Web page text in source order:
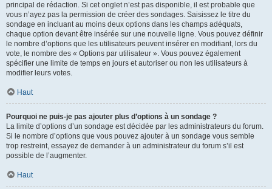
principal de rédaction. Si cet onglet n’est pas disponible, il est probable que
vous n’ayez pas la permission de créer des sondages. Saisissez le titre du
sondage en incluant au moins deux options dans les champs adéquats,
chaque option devant être insérée sur une nouvelle ligne. Vous pouvez définir
le nombre d’options que les utilisateurs peuvent insérer en modifiant, lors du
vote, le nombre des « Options par utilisateur ». Vous pouvez également
spécifier une limite de temps en jours et autoriser ou non les utilisateurs à
modifier leurs votes.
Haut
Pourquoi ne puis-je pas ajouter plus d’options à un sondage ?
La limite d’options d’un sondage est décidée par les administrateurs du forum.
Si le nombre d’options que vous pouvez ajouter à un sondage vous semble
trop restreint, essayez de demander à un administrateur du forum s’il est
possible de l’augmenter.
Haut